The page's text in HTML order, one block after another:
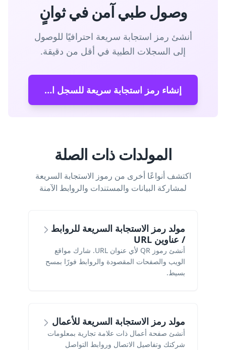
وصول طبي آمن في ثوانٍ
أنشئ رمز استجابة سريعة احترافيًا للوصول
إلى السجلات الطبية في أقل من دقيقة.
إنشاء رمز استجابة سريعة للسجل الطبي
المولدات ذات الصلة
اكتشف أنواعًا أخرى من رموز الاستجابة السريعة
لمشاركة البيانات والمستندات والروابط الآمنة
مولد رمز الاستجابة السريعة للروابط
/ عناوين URL
أنشئ رموز QR لأي عنوان URL. شارك مواقع
الويب والصفحات المقصودة والروابط فورًا بمسح
بسيط.
مولد رمز الاستجابة السريعة للأعمال
أنشئ صفحة أعمال ذات علامة تجارية بمعلومات
شركتك وتفاصيل الاتصال وروابط التواصل